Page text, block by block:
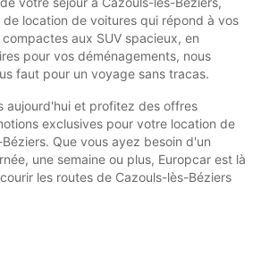
de location de voitures qui répond à vos
aux SUV spacieux, en
pour vos déménagements, nous
faut pour un voyage sans tracas.
aujourd'hui et profitez des offres
exclusives pour votre location de
Que vous ayez besoin d'un
une semaine ou plus, Europcar est là
les routes de Cazouls-lès-Béziers